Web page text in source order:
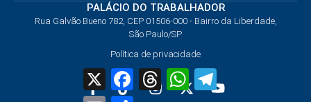
PALÁCIO DO TRABALHADOR
Rua Galvão Bueno 782, CEP 01506-000 - Bairro da Liberdade,
São Paulo/SP
Política de privacidade
X FacebookThreadsWhatsApp